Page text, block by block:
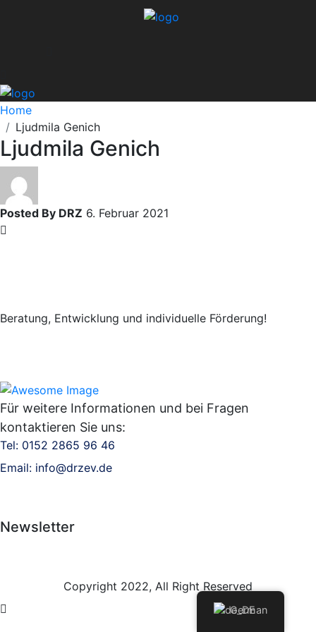
Home
Ljudmila Genich
Ljudmila Genich
Posted By DRZ 6. Februar 2021
Beratung, Entwicklung und individuelle Förderung!
Für weitere Informationen und bei Fragen
kontaktieren Sie uns:
Tel: 0152 2865 96 46
Email: info@drzev.de
Newsletter
Copyright 2022, All Right Reserved
German